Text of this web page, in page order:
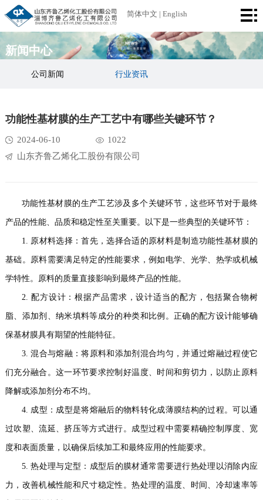
简体中文 English
首
页
公
介
中
心
区
设
荣
心
我
们
新闻中心
公司新闻 行业资讯
功能性基材膜的生产工艺中有哪些关键环节？
2024-06-10
1022
山东齐鲁乙烯化工股份有限公司
功能性基材膜的生产工艺涉及多个关键环节，这些环节对于最终
产品的性能、品质和稳定性至关重要。以下是一些典型的关键环节：
1. 原材料选择：首先，选择合适的原材料是制造功能性基材膜的
基础。原料需要满足特定的性能要求，例如电学、光学、热学或机械
学特性。原料的质量直接影响到最终产品的性能。
2. 配方设计：根据产品需求，设计适当的配方，包括聚合物树
脂、添加剂、纳米填料等成分的种类和比例。正确的配方设计能够确
保基材膜具有期望的性能特征。
3. 混合与熔融：将原料和添加剂混合均匀，并通过熔融过程使它
们充分融合。这一环节要求控制好温度、时间和剪切力，以防止原料
降解或添加剂分布不均。
4. 成型：成型是将熔融后的物料转化成薄膜结构的过程。可以通
过吹塑、流延、挤压等方式进行。成型过程中需要精确控制厚度、宽
度和表面质量，以确保后续加工和最终应用的性能要求。
5. 热处理与定型：成型后的膜材通常需要进行热处理以消除内应
力，改善机械性能和尺寸稳定性。热处理的温度、时间、冷却速率等